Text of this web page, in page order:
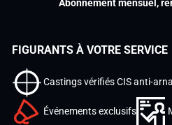
Abonnement mensuel,
FIGURANTS À VOTRE SERVICE
Castings vérifiés CIS anti-
Événements exclusifs